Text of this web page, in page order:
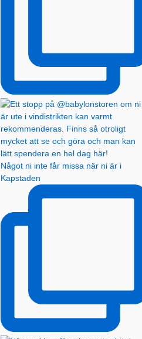
Något ni inte får missa när ni är i
Kapstaden